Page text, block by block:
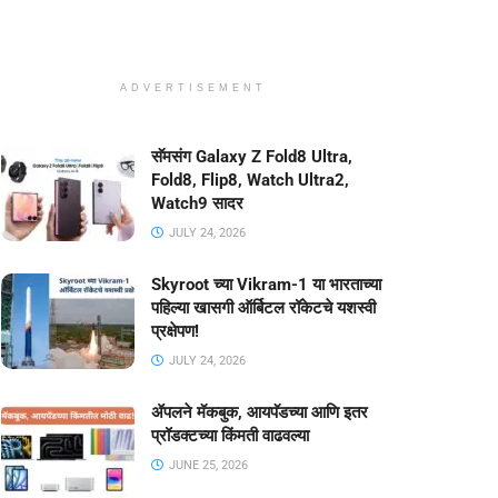
ADVERTISEMENT
सॅमसंग Galaxy Z Fold8 Ultra,
Fold8, Flip8, Watch Ultra2,
Watch9 सादर
JULY 24, 2026
Skyroot च्या Vikram-1 या भारताच्या
पहिल्या खासगी ऑर्बिटल रॉकेटचे यशस्वी
प्रक्षेपण!
JULY 24, 2026
ॲपलने मॅकबुक, आयपॅडच्या आणि इतर
प्रॉडक्टच्या किंमती वाढवल्या
JUNE 25, 2026